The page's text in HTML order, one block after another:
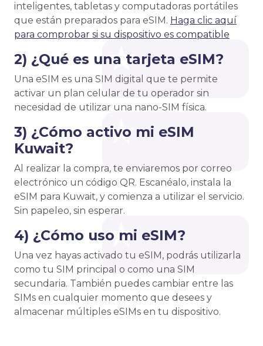
inteligentes, tabletas y computadoras portátiles
que están preparados para eSIM. Haga clic aquí
para comprobar si su dispositivo es compatible
2) ¿Qué es una tarjeta eSIM?
Una eSIM es una SIM digital que te permite
activar un plan celular de tu operador sin
necesidad de utilizar una nano-SIM física.
3) ¿Cómo activo mi eSIM
Kuwait?
Al realizar la compra, te enviaremos por correo
electrónico un código QR. Escanéalo, instala la
eSIM para Kuwait, y comienza a utilizar el servicio.
Sin papeleo, sin esperar.
4) ¿Cómo uso mi eSIM?
Una vez hayas activado tu eSIM, podrás utilizarla
como tu SIM principal o como una SIM
secundaria. También puedes cambiar entre las
SIMs en cualquier momento que desees y
almacenar múltiples eSIMs en tu dispositivo.